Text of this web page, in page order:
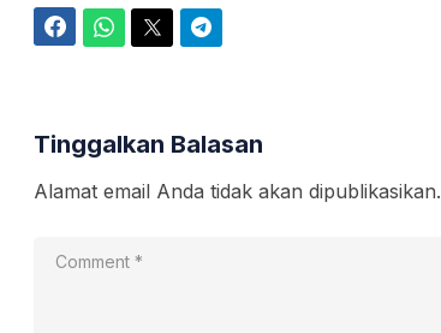
Tinggalkan Balasan
Alamat email Anda tidak akan dipublikasikan.